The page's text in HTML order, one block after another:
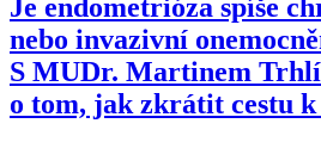
Je endometrióza spíše
nebo invazivní
S MUDr. Martinem
o tom, jak zkrátit cestu k